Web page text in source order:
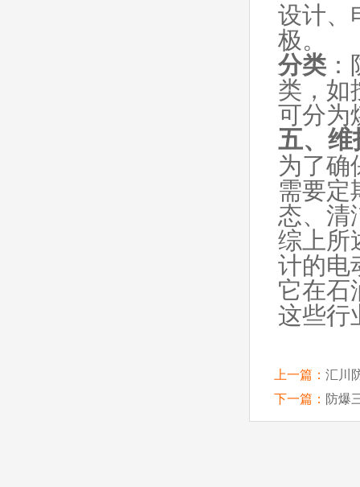
设计、
极。
分类
类，如
可分为
五、维
为了确
需要定
态、清
综上所
计的电
它在石
这些行
上一篇： 汇川
下一篇： 防爆